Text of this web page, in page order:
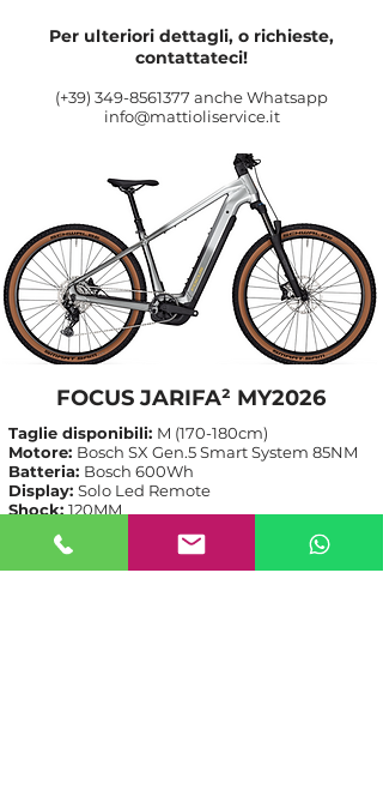
Per ulteriori dettagli, o richieste,
contattateci!
(+39) 349-8561377 anche Whatsapp
info@mattioliservice.it
Taglie disponibili: M (170-180cm)
Motore: Bosch SX Gen.5 Smart System 85NM
Batteria: Bosch 600Wh
Display: Solo Led Remote
Shock: 120MM
FOCUS JARIFA² MY2026
Listino:2.999,00€
-30%